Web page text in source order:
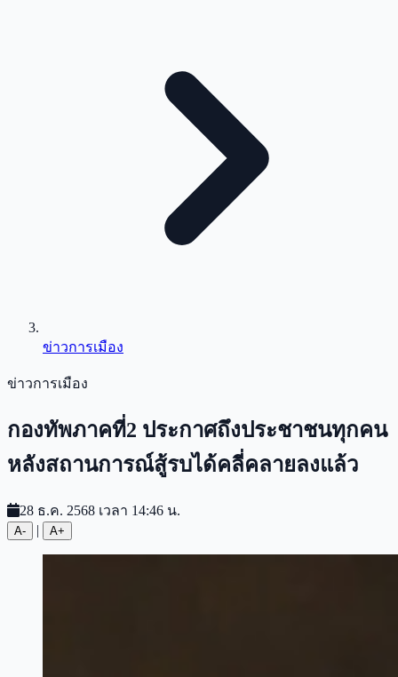
ข่าวการเมือง
ข่าวการเมือง
กองทัพภาคที่2 ประกาศถึงประชาชนทุกคน
หลังสถานการณ์สู้รบได้คลี่คลายลงแล้ว
28 ธ.ค. 2568 เวลา 14:46 น.
A- | A+